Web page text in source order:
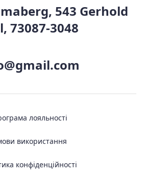
543 Gerhold
73087-3048
лояльності
використання
конфіденційності